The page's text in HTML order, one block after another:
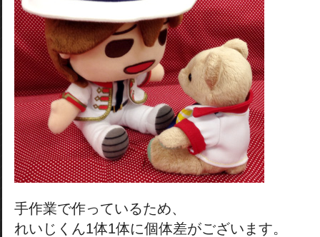
手作業で作っているため、
れいじくん1体1体に個体差がございます。